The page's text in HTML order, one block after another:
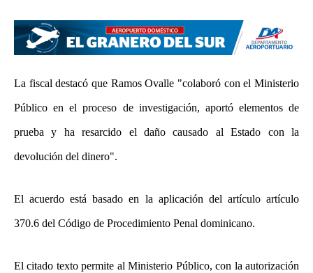
La fiscal destacó que Ramos Ovalle "colaboró con el Ministerio
Público en el proceso de investigación, aportó elementos de
prueba y ha resarcido el daño causado al Estado con la
devolución del dinero".
El acuerdo está basado en la aplicación del artículo artículo
370.6 del Código de Procedimiento Penal dominicano.
El citado texto permite al Ministerio Público, con la autorización